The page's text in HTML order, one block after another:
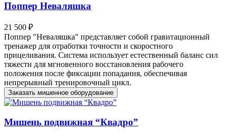
Поппер Неваляшка
21 500 ₽
Поппер "Неваляшка" представляет собой гравитационный
тренажер для отработки точности и скоростного
прицеливания. Система использует естественный баланс сил
тяжести для мгновенного восстановления рабочего
положения после фиксации попадания, обеспечивая
непрерывный тренировочный цикл.
Заказать мишенное оборудование
Мишень подвижная “Квадро”